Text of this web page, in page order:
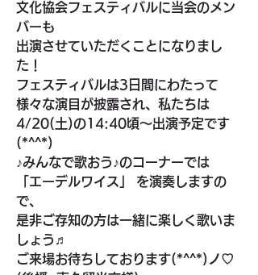
文化協会フェスティバルに当会のメン
バーも
出演させていただくことになりまし
た！
フェスティバルは3日間にわたって
様々な演目が披露され、私たちは
4/20(土)の14:40頃〜出演予定です
(*^^*)
♪みんなで歌おう♪のコーナーでは
「エーデルワイス」 を演奏しますの
で、
是非ご存知の方は一緒に楽しく歌いま
しょう♬
ご来場お待ちしております(*^^*)ノ♡